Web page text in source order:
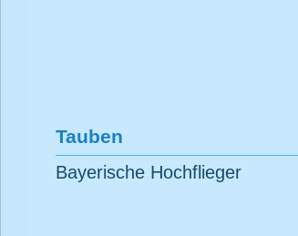
Tauben
Bayerische Hochflieger